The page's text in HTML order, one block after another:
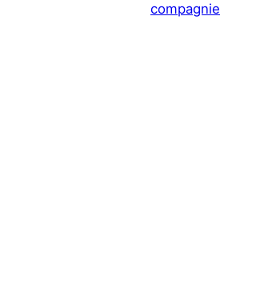
compagnie